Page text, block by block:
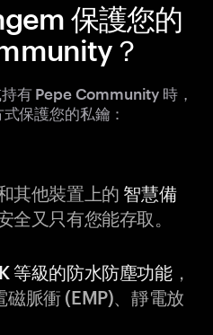
保護您的
？
有 Pepe Community 時，
保護您的私鑰：
其他裝置上的 智慧備
全又只有您能存取。
等級的防水防塵功能，
脈衝 (EMP)、靜電放